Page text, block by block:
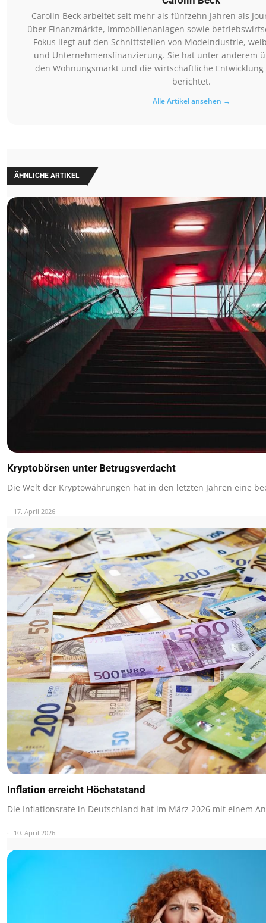
Carolin Beck arbeitet seit mehr als fünfzehn Jahren als
über Finanzmärkte, Immobilienanlagen sowie
Fokus liegt auf den Schnittstellen von Modeindustrie,
und Unternehmensfinanzierung. Sie hat unter anderem
den Wohnungsmarkt und die wirtschaftliche
berichtet.
Alle Artikel ansehen →
ÄHNLICHE ARTIKEL
Kryptobörsen unter Betrugsverdacht
Die Welt der Kryptowährungen hat in den letzten Jahren eine
17. April 2026
Inflation erreicht Höchststand
Die Inflationsrate in Deutschland hat im März 2026 mit einem
10. April 2026